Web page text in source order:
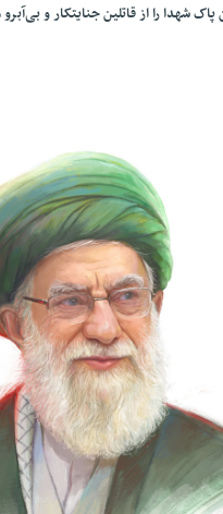
پاک شهدا را از قاتلین جنایتکار و